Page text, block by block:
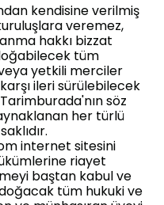
kendisine verilmiş
veremez,
hakkı bizzat
tüm
yetkili merciler
ileri sürülebilecek
söz
her türlü
internet sitesini
riayet
baştan kabul ve
tüm hukuki ve